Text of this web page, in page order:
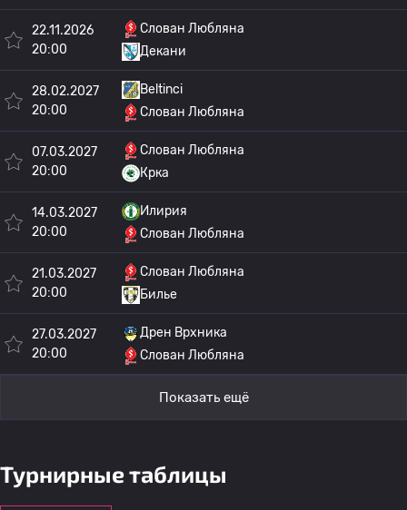
22.11.2026
20:00
Слован Любляна
Декани
28.02.2027
20:00
Beltinci
Слован Любляна
07.03.2027
20:00
Слован Любляна
Крка
14.03.2027
20:00
Илирия
Слован Любляна
21.03.2027
20:00
Слован Любляна
Билье
27.03.2027
20:00
Дрен Врхника
Слован Любляна
Показать ещё
Турнирные таблицы